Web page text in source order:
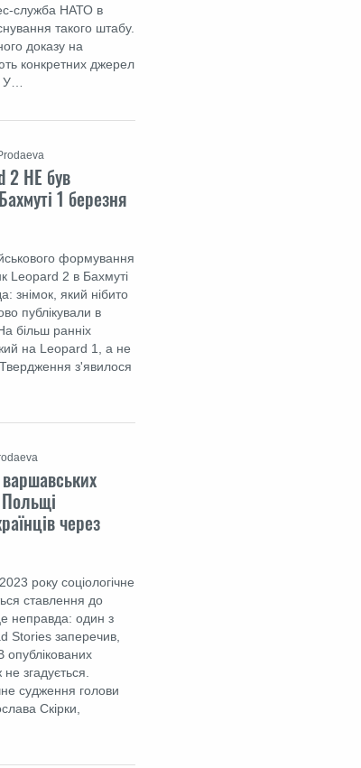
служба НАТО в
такого штабу.
доказу на
конкретних джерел
У…
2 НЕ був
1 березня
формування
Leopard 2 в Бахмуті
знімок, який нібито
публікували в
більш ранніх
на Leopard 1, а не
з'явилося
через
року соціологічне
ставлення до
неправда: один з
Stories заперечив,
опублікованих
згадується.
судження голови
Скірки,